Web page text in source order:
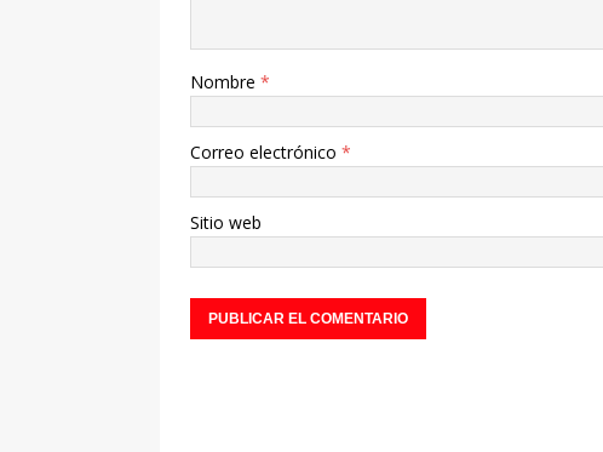
Nombre *
Correo electrónico *
Sitio web